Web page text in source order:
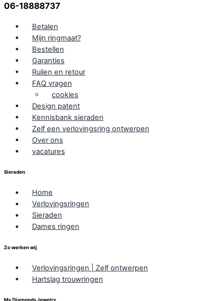
06-18888737
Betalen
Mijn ringmaat?
Bestellen
Garanties
Ruilen en retour
FAQ vragen
cookies
Design patent
Kennisbank sieraden
Zelf een verlovingsring ontwerpen
Over ons
vacatures
Sieraden
Home
Verlovingsringen
Sieraden
Dames ringen
Zo werken wij
Verlovingsringen | Zelf ontwerpen
Hartslag trouwringen
My Diamonds Jewelry